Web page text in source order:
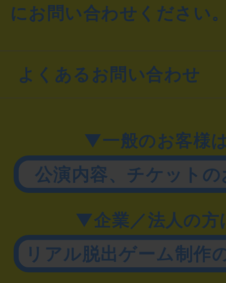
にお問い合わせください
よくあるお問い合わせ
▼一般のお客様
公演内容、チケット
▼企業／法人の方
リアル脱出ゲーム制作